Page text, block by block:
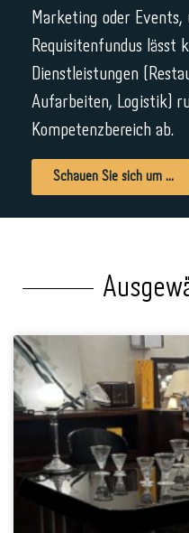
Marketing oder
Requisitenfundus lässt
Dienstleistungen
Aufarbeiten, Logistik)
Kompetenzbereich ab.
Schauen Sie sich um ...